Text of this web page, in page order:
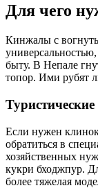
Для чего
Кинжалы с
быту. В Непале
топор. Ими рубят
Если нужен
обратиться в
хозяйственных
кукри бходжпур.
более тяжелая